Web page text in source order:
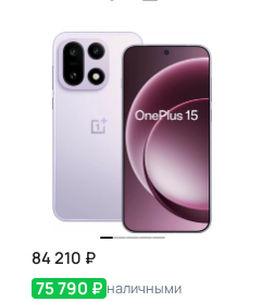
84 210 ₽
75 790 ₽ наличными